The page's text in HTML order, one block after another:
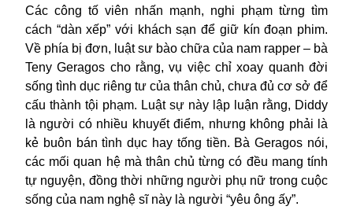
Các công tố viên nhấn mạnh, nghi phạm từng tìm
cách “dàn xếp” với khách sạn để giữ kín đoạn phim.
Về phía bị đơn, luật sư bào chữa của nam rapper – bà
Teny Geragos cho rằng, vụ việc chỉ xoay quanh đời
sống tình dục riêng tư của thân chủ, chưa đủ cơ sở để
cấu thành tội phạm. Luật sự này lập luận rằng, Diddy
là người có nhiều khuyết điểm, nhưng không phải là
kẻ buôn bán tình dục hay tống tiền. Bà Geragos nói,
các mối quan hệ mà thân chủ từng có đều mang tính
tự nguyện, đồng thời những người phụ nữ trong cuộc
sống của nam nghệ sĩ này là người “yêu ông ấy”.